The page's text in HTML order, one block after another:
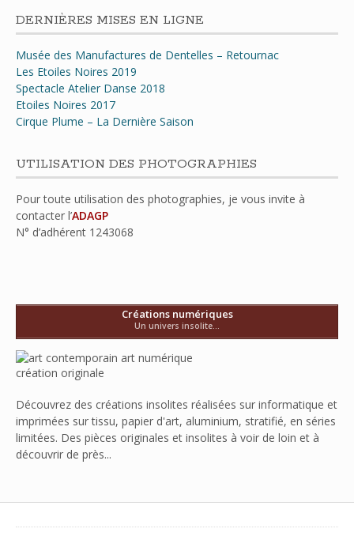
DERNIÈRES MISES EN LIGNE
Musée des Manufactures de Dentelles – Retournac
Les Etoiles Noires 2019
Spectacle Atelier Danse 2018
Etoiles Noires 2017
Cirque Plume – La Dernière Saison
UTILISATION DES PHOTOGRAPHIES
Pour toute utilisation des photographies, je vous invite à
contacter l’ADAGP
N° d’adhérent 1243068
Créations numériques
Un univers insolite...
Découvrez des créations insolites réalisées sur informatique et
imprimées sur tissu, papier d'art, aluminium, stratifié, en séries
limitées. Des pièces originales et insolites à voir de loin et à
découvrir de près...